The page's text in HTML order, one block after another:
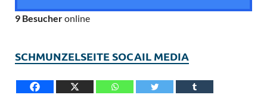
9 Besucheronline
SCHMUNZELSEITE SOCAIL MEDIA